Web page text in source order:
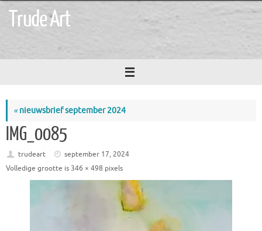
Trude Art
«nieuwsbrief september 2024
IMG_0085
trudeart
september 17, 2024
Volledige grootte is346 × 498 pixels